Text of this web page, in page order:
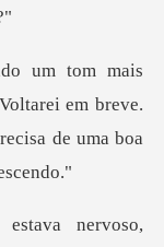
em breve.